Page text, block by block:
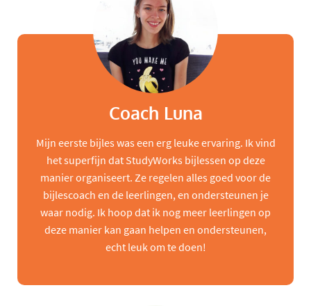
Coach Luna
Mijn eerste bijles was een erg leuke ervaring. Ik vind
het superfijn dat StudyWorks bijlessen op deze
manier organiseert. Ze regelen alles goed voor de
bijlescoach en de leerlingen, en ondersteunen je
waar nodig. Ik hoop dat ik nog meer leerlingen op
deze manier kan gaan helpen en ondersteunen,
echt leuk om te doen!